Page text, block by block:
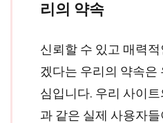
리의 약속
신뢰할 수 있고 매력
겠다는 우리의 약속은
심입니다. 우리 사이
과 같은 실제 사용자